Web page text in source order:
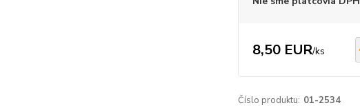
8,50 EUR/ks
Číslo produktu: 01-2534